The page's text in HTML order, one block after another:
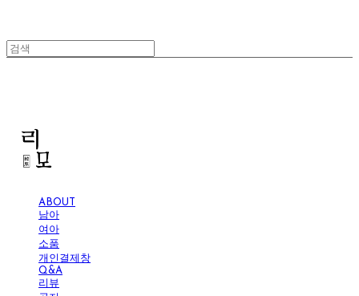
ABOUT
남아
여아
소품
개인결제창
Q&A
리뷰